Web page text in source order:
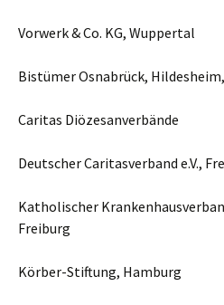
Vorwerk & Co. KG, Wuppertal
Bistümer Osnabrück,
Caritas Diözesanverbände
Deutscher Caritasverband e.V.,
Katholischer
Freiburg
Körber-Stiftung, Hamburg